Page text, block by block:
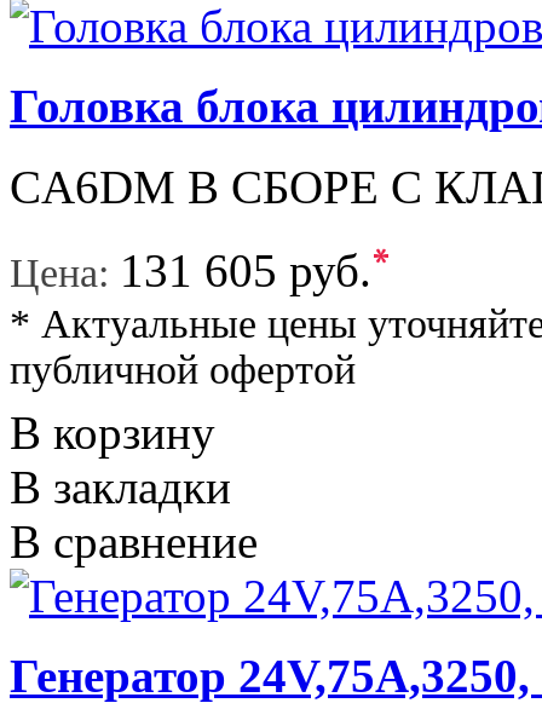
Головка блока
CA6DM В СБОРЕ С
Цена: 131 605 руб.*
* Актуальные цены
публичной офертой
В корзину
В закладки
В сравнение
Генератор